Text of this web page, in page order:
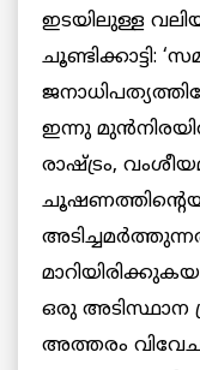
ഇടയിലുള്ള
ചൂണ്ടിക്കാട്ടി:
ഇന്നു
രാഷ്ട്രം,
ഒരു അടിസ്ഥാന
അത്തരം